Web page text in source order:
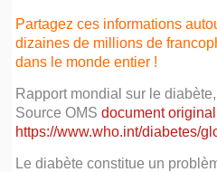
Partagez ces informations
dizaines de millions de
dans le monde entier !
Rapport mondial sur le
Source OMSdocument
https://www.who.int/diabetes/
Le diabète constitue un